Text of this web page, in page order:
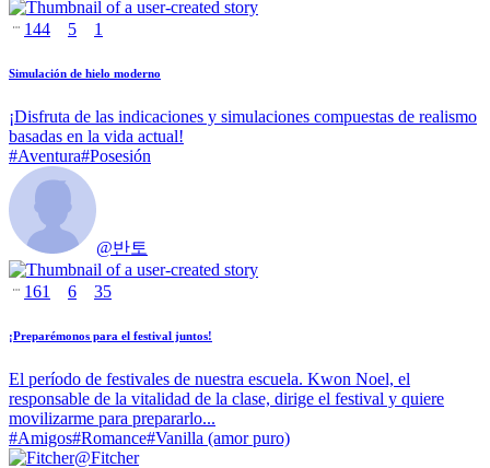
144 5 1
Simulación de hielo moderno
¡Disfruta de las indicaciones y simulaciones compuestas de realismo
basadas en la vida actual!
#Aventura#Posesión
@반토
161 6 35
¡Preparémonos para el festival juntos!
El período de festivales de nuestra escuela. Kwon Noel, el
responsable de la vitalidad de la clase, dirige el festival y quiere
movilizarme para prepararlo...
#Amigos#Romance#Vanilla (amor puro)
@Fitcher